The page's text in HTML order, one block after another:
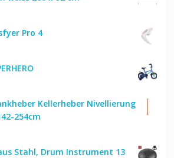
Pro 4
Kellerheber Nivellierung
254cm
Stahl, Drum Instrument 13